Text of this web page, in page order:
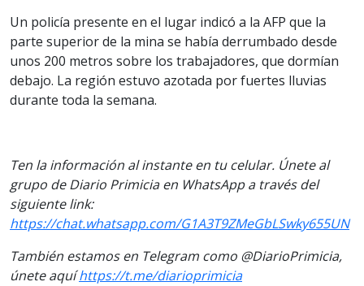
Un policía presente en el lugar indicó a la AFP que la
parte superior de la mina se había derrumbado desde
unos 200 metros sobre los trabajadores, que dormían
debajo. La región estuvo azotada por fuertes lluvias
durante toda la semana.
Ten la información al instante en tu celular. Únete al
grupo de Diario Primicia en WhatsApp a través del
siguiente link:
https://chat.whatsapp.com/G1A3T9ZMeGbLSwky655UN
También estamos en Telegram como @DiarioPrimicia,
únete aquíhttps://t.me/diarioprimicia